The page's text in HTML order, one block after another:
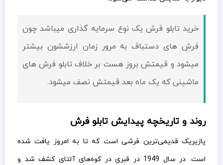
خرید تابلو فرش یک نوع سرمایه گذاری میباشد چون
فرش های دستباف به مرور زمان ارزششون بیشتر
میشود و قيمتش بروز هست بر خلاف تابلو فرش های
ماشینی که یک ماه بعد قيمتش نصف میشود.
روند و تاریخچه پیدایش تابلو فرش
پازیریک قدیمی‌ترین فرشی است که تا به امروز یافت شده
است. در سال 1949 در قبری در کوه‌های آلتای کشف شد و